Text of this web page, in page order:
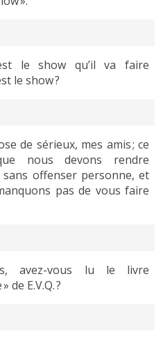
le show qu’il va faire
le show ?
de sérieux, mes amis ; ce
nous devons rendre
sans offenser personne, et
pas de vous faire
avez-vous lu le livre
de E.V.Q. ?